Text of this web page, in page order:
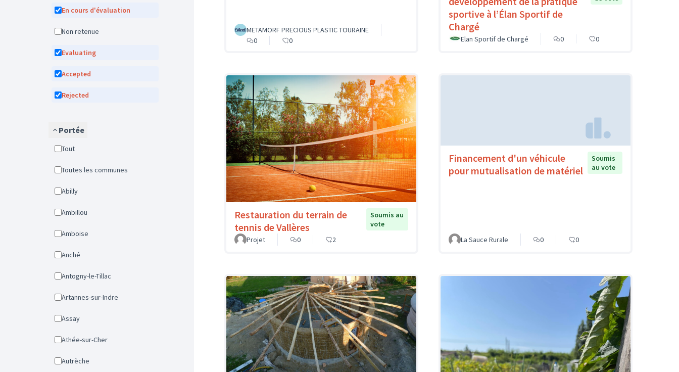
En cours d'évaluation
Non retenue
Evaluating
Accepted
Rejected
Portée
Tout
Toutes les communes
Abilly
Ambillou
Amboise
Anché
Antogny-le-Tillac
Artannes-sur-Indre
Assay
Athée-sur-Cher
Autrèche
METAMORF PRECIOUS PLASTIC TOURAINE
0
0
sportive à l’Élan Sportif de
Chargé
Elan Sportif de Chargé 0 0
Restauration du terrain de
tennis de Vallères
Soumis au
vote
Projet
0 2
Financement d'un véhicule
pour mutualisation de matériel
Soumis
au vote
La Sauce Rurale 0 0